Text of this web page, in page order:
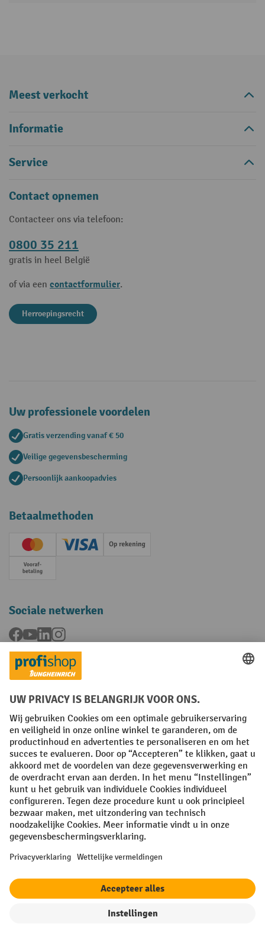
Sorteren op
Meest verkocht
Informatie
Service
Contact opnemen
Contacteer ons via telefoon:
0800 35 211
gratis in heel België
of via een contactformulier.
Herroepingsrecht
Uw professionele voordelen
Gratis verzending vanaf € 50
Veilige gegevensbescherming
Persoonlijk aankoopadvies
Betaalmethoden
Creditcard (Master)Creditcard (Visa)Op rekening
Vooruitbetaling
Sociale netwerken
Facebook
YouTubeLinkedInInstagram
Talen
FR NL
Algemene verkoopvoorwaarden Copyright
Privacyverklaring Privacy-instellingen
All prices excl. VAT plusshipping costsand possible delivery charges,
if not stated otherwise.
¹ De korting is geldig tot en met de vermelde datum. Combinatie met
wordt éénmalig toegekend bij de eerste inschrijving voor de
worden bij een online aankoop met een minimum netto bestelwaarde
van 250,00 €. De korting varieert per productcategorie en bedraagt
maximaal 10 %. Elektrische transpalletten, elektrische stapelaars,